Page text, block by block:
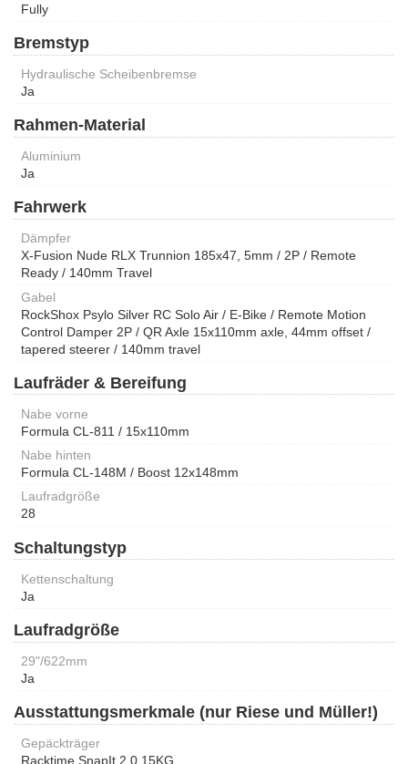
Fully
Bremstyp
Hydraulische Scheibenbremse
Ja
Rahmen-Material
Aluminium
Ja
Fahrwerk
Dämpfer
X-Fusion Nude RLX Trunnion 185x47, 5mm / 2P / Remote
Ready / 140mm Travel
Gabel
RockShox Psylo Silver RC Solo Air / E-Bike / Remote Motion
Control Damper 2P / QR Axle 15x110mm axle, 44mm offset /
tapered steerer / 140mm travel
Laufräder & Bereifung
Nabe vorne
Formula CL-811 / 15x110mm
Nabe hinten
Formula CL-148M / Boost 12x148mm
Laufradgröße
28
Schaltungstyp
Kettenschaltung
Ja
Laufradgröße
29"/622mm
Ja
Ausstattungsmerkmale (nur Riese und Müller!)
Gepäckträger
Racktime SnapIt 2.0 15KG